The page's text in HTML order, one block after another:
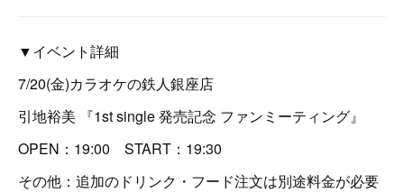
▼イベント詳細
7/20(金)カラオケの鉄人銀座店
引地裕美 『1st single 発売記念 ファンミーティング』
OPEN：19:00 START：19:30
その他：追加のドリンク・フード注文は別途料金が必要